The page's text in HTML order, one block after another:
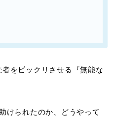
をビックリさせる『無能な
けられたのか、どうやって